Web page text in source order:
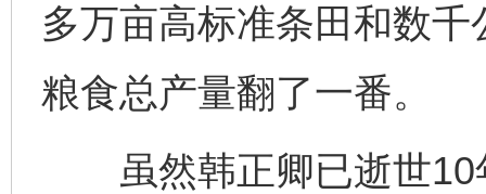
多万亩高标准条田和数
粮食总产量翻了一番。
虽然韩正卿已逝世10